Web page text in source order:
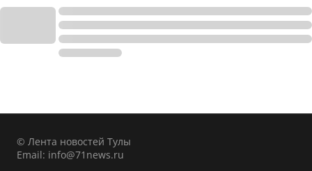
© Лента новостей Тулы
Email: info@71news.ru